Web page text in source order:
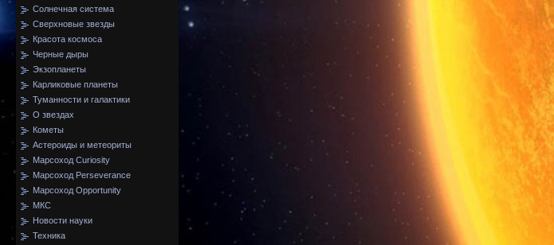
Солнечная система
Сверхновые звезды
Красота космоса
Черные дыры
Экзопланеты
Карликовые планеты
Туманности и галактики
О звездах
Кометы
Астероиды и метеориты
Марсоход Curiosity
Марсоход Perseverance
Марсоход Opportunity
МКС
Новости науки
Техника